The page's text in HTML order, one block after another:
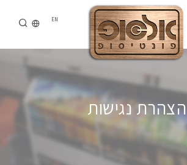
EN
הצהרת נגישות